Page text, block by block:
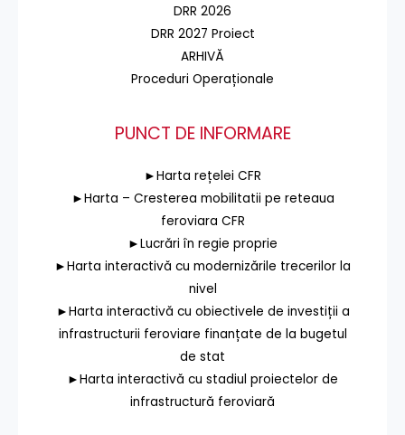
DRR 2026
DRR 2027 Proiect
ARHIVĂ
Proceduri Operaționale
PUNCT DE INFORMARE
►Harta rețelei CFR
►Harta – Cresterea mobilitatii pe reteaua
feroviara CFR
►Lucrări în regie proprie
►Harta interactivă cu modernizările trecerilor la
nivel
►Harta interactivă cu obiectivele de investiții a
infrastructurii feroviare finanțate de la bugetul
de stat
►Harta interactivă cu stadiul proiectelor de
infrastructură feroviară